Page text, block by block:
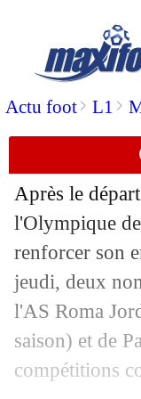
Actu foot> L1 >
Après le
l'Olympique
renforcer son
jeudi, deux
l'AS Roma
saison) et de
compétitions
Lyon:
09/06 Barça
09/06 Lille:
09/06 Lyon :
09/06
09/06
09/06 PSG:
09/06 Barça :